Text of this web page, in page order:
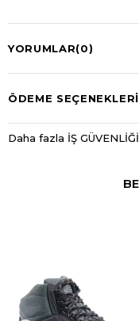
YORUMLAR(0)
ÖDEME SEÇENEKLERI
Daha fazla İŞ